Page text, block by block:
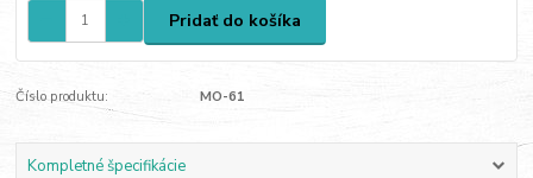
Pridať do košíka
Číslo produktu: MO-61
Kompletné špecifikácie